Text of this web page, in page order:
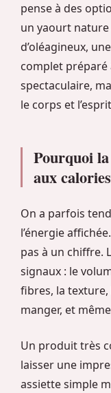
pense à des
un yaourt
d’oléagineux,
complet préparé
spectaculaire,
le corps et
Pourquoi
aux calories
On a parfois
l’énergie
pas à un chiffre.
signaux : le
fibres, la
manger, et
Un produit très
laisser une
assiette simple